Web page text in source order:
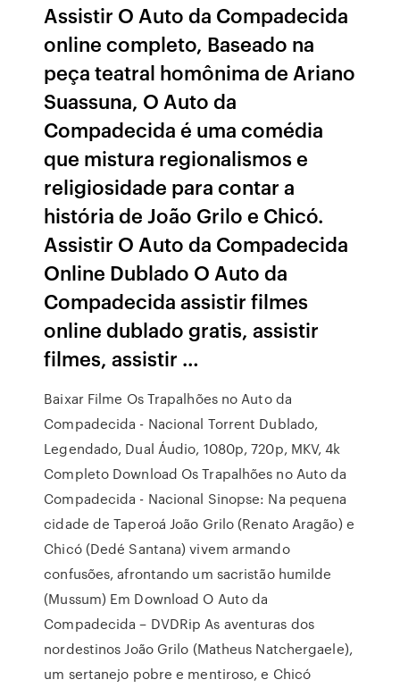
Assistir O Auto da Compadecida
online completo, Baseado na
peça teatral homônima de Ariano
Suassuna, O Auto da
Compadecida é uma comédia
que mistura regionalismos e
religiosidade para contar a
história de João Grilo e Chicó.
Assistir O Auto da Compadecida
Online Dublado O Auto da
Compadecida assistir filmes
online dublado gratis, assistir
filmes, assistir …
Baixar Filme Os Trapalhões no Auto da
Compadecida - Nacional Torrent Dublado,
Legendado, Dual Áudio, 1080p, 720p, MKV, 4k
Completo Download Os Trapalhões no Auto da
Compadecida - Nacional Sinopse: Na pequena
cidade de Taperoá João Grilo (Renato Aragão) e
Chicó (Dedé Santana) vivem armando
confusões, afrontando um sacristão humilde
(Mussum) Em Download O Auto da
Compadecida – DVDRip As aventuras dos
nordestinos João Grilo (Matheus Natchergaele),
um sertanejo pobre e mentiroso, e Chicó